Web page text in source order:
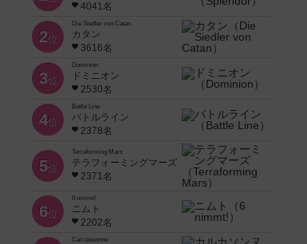
4041名
2位
Die Siedler von Catan
カタン
3616名
3位
Dominion
ドミニオン
2530名
4位
Battle Line
バトルライン
2378名
5位
Terraforming Mars
テラフォーミングマーズ
2371名
6位
6 nimmt!
ニムト
2202名
Carcassonne